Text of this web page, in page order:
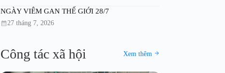
NGÀY VIÊM GAN THẾ GIỚI 28/7
27 tháng 7, 2026
Công tác xã hội Xem thêm